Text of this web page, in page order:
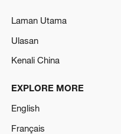
Laman Utama
Ulasan
Kenali China
EXPLORE MORE
English
Français